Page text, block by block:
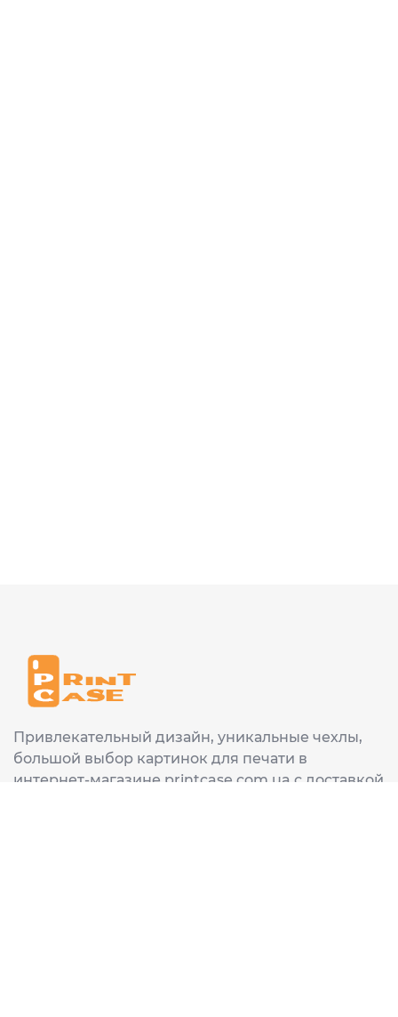
Привлекательный дизайн, уникальные чехлы,
большой выбор картинок для печати в
интернет-магазине printcase.com.ua с доставкой